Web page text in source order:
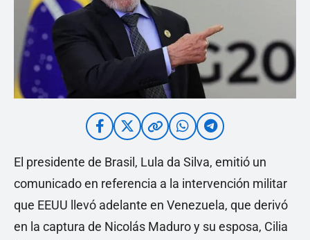
El presidente de Brasil, Lula da Silva, emitió un
comunicado en referencia a la intervención militar
que EEUU llevó adelante en Venezuela, que derivó
en la captura de Nicolás Maduro y su esposa, Cilia